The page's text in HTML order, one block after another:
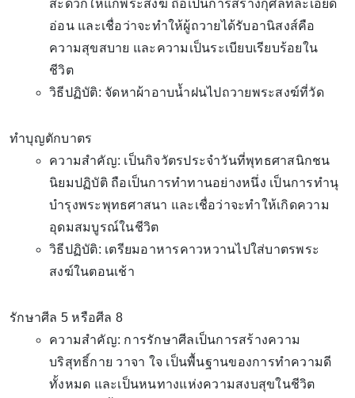
สะดวกให้แก่พระสงฆ์ ถือเป็นการสร้างกุศลที่ละเอียด
อ่อน และเชื่อว่าจะทำให้ผู้ถวายได้รับอานิสงส์คือ
ความสุขสบาย และความเป็นระเบียบเรียบร้อยใน
ชีวิต
วิธีปฏิบัติ: จัดหาผ้าอาบน้ำฝนไปถวายพระสงฆ์ที่วัด
ทำบุญตักบาตร
ความสำคัญ: เป็นกิจวัตรประจำวันที่พุทธศาสนิกชน
นิยมปฏิบัติ ถือเป็นการทำทานอย่างหนึ่ง เป็นการทำนุ
บำรุงพระพุทธศาสนา และเชื่อว่าจะทำให้เกิดความ
อุดมสมบูรณ์ในชีวิต
วิธีปฏิบัติ: เตรียมอาหารคาวหวานไปใส่บาตรพระ
สงฆ์ในตอนเช้า
รักษาศีล 5 หรือศีล 8
ความสำคัญ: การรักษาศีลเป็นการสร้างความ
บริสุทธิ์กาย วาจา ใจ เป็นพื้นฐานของการทำความดี
ทั้งหมด และเป็นหนทางแห่งความสงบสุขในชีวิต